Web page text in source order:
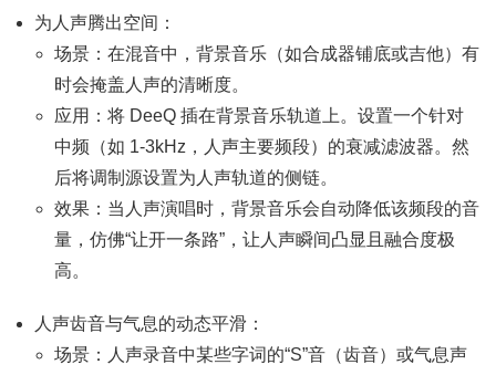
为人声腾出空间：
场景：在混音中，背景音乐（如合成器铺底或吉他）有
时会掩盖人声的清晰度。
应用：将 DeeQ 插在背景音乐轨道上。设置一个针对
中频（如 1-3kHz，人声主要频段）的衰减滤波器。然
后将调制源设置为人声轨道的侧链。
效果：当人声演唱时，背景音乐会自动降低该频段的音
量，仿佛“让开一条路”，让人声瞬间凸显且融合度极
高。
人声齿音与气息的动态平滑：
场景：人声录音中某些字词的“S”音（齿音）或气息声